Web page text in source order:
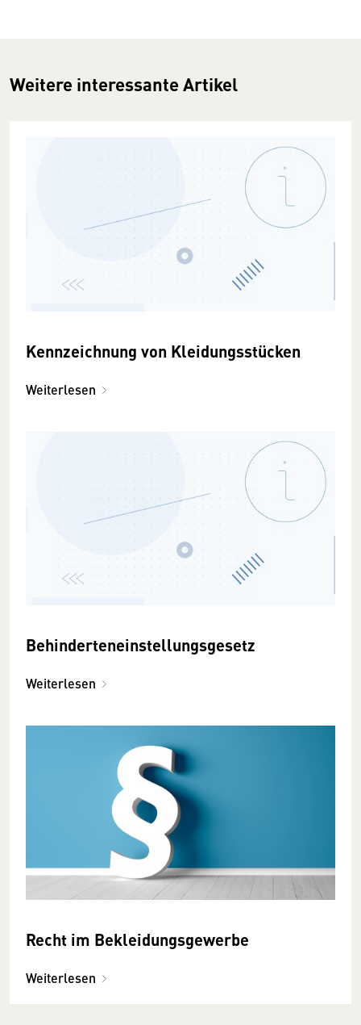
Weitere interessante Artikel
Kennzeichnung von Kleidungsstücken
Weiterlesen
Behinderteneinstellungsgesetz
Weiterlesen
Recht im Bekleidungsgewerbe
Weiterlesen